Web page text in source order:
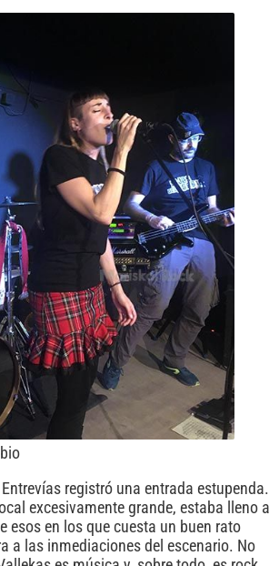
registró una entrada estupenda.
excesivamente grande, estaba lleno a
esos en los que cuesta un buen rato
a las inmediaciones del escenario. No